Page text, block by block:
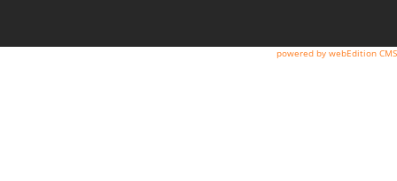
powered by webEdition CMS